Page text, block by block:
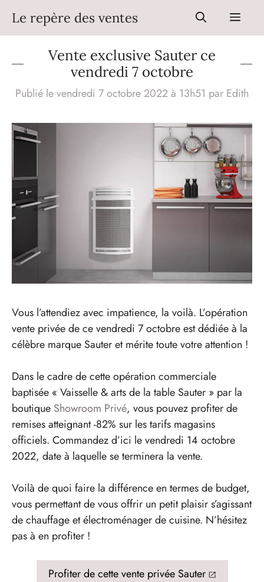
contenu
Le repère des ventes Menu
Vente exclusive Sauter ce
vendredi 7 octobre
Publié le vendredi 7 octobre 2022 à 13h51 par Edith
Vous l’attendiez avec impatience, la voilà. L’opération
vente privée de ce vendredi 7 octobre est dédiée à la
célèbre marque Sauter et mérite toute votre attention !
Dans le cadre de cette opération commerciale
baptisée « Vaisselle & arts de la table Sauter » par la
boutique Showroom Privé, vous pouvez profiter de
remises atteignant -82% sur les tarifs magasins
officiels. Commandez d’ici le vendredi 14 octobre
2022, date à laquelle se terminera la vente.
Voilà de quoi faire la différence en termes de budget,
vous permettant de vous offrir un petit plaisir s’agissant
de chauffage et électroménager de cuisine. N’hésitez
pas à en profiter !
Profiter de cette vente privée Sauter